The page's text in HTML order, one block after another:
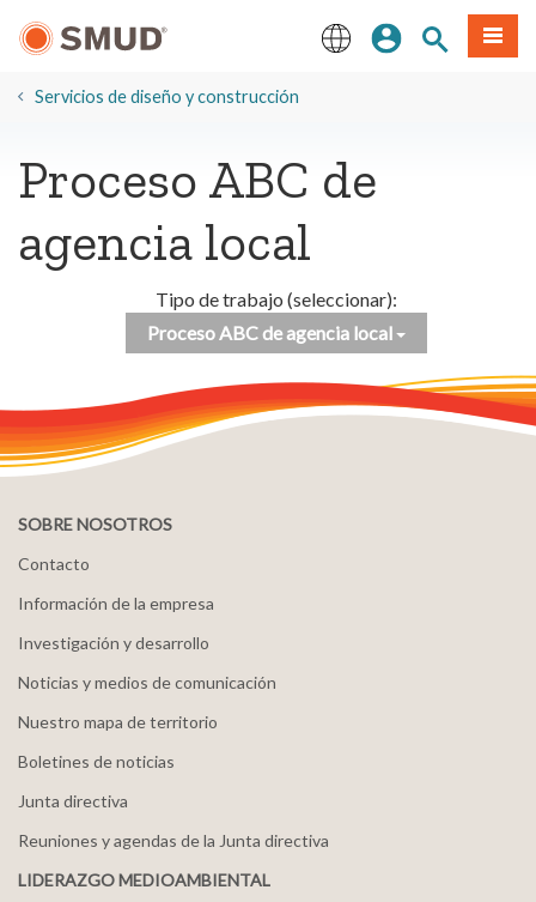
principal
Iniciar sesión
Buscar en
Menú
​Servicios de diseño y construcción
Proceso ABC de
agencia local
Tipo de trabajo (seleccionar):
Proceso ABC de agencia local
SOBRE NOSOTROS
Contacto
Información de la empresa
Investigación y desarrollo
Noticias y medios de comunicación
Nuestro mapa de territorio
Boletines de noticias
Junta directiva
Reuniones y agendas de la Junta directiva
LIDERAZGO MEDIOAMBIENTAL